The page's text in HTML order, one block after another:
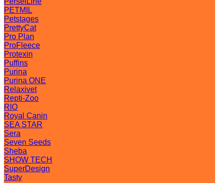
PETMIL
Petstages
PrettyCat
Pro Plan
ProFleece
Protexin
Puffins
Purina
Purina ONE
Relaxivet
Repti-Zoo
RIO
Royal Canin
SEA STAR
Sera
Seven Seeds
Sheba
SHOW TECH
SuperDesign
Tasty